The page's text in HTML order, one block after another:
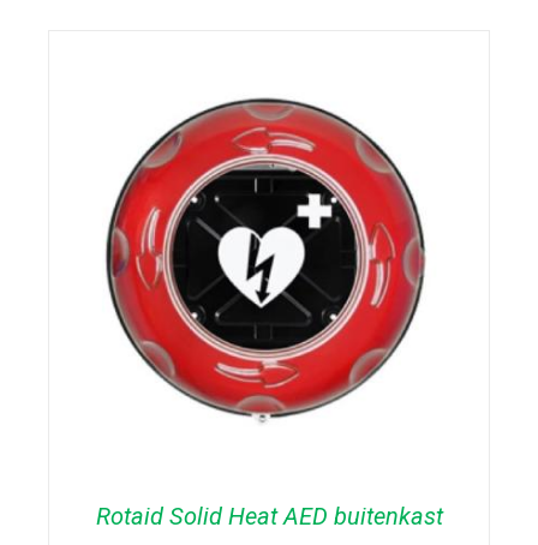
Rotaid Solid Heat AED buitenkast